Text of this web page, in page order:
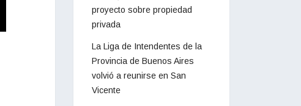
proyecto sobre propiedad
privada
La Liga de Intendentes de la
Provincia de Buenos Aires
volvió a reunirse en San
Vicente